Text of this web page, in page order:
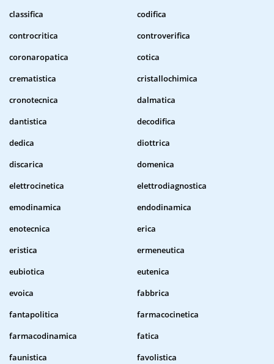
classifica
codifica
controcritica
controverifica
coronaropatica
cotica
crematistica
cristallochimica
cronotecnica
dalmatica
dantistica
decodifica
dedica
diottrica
discarica
domenica
elettrocinetica
elettrodiagnostica
emodinamica
endodinamica
enotecnica
erica
eristica
ermeneutica
eubiotica
eutenica
evoica
fabbrica
fantapolitica
farmacocinetica
farmacodinamica
fatica
faunistica
favolistica